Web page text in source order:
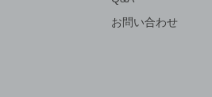
お問い合わせ